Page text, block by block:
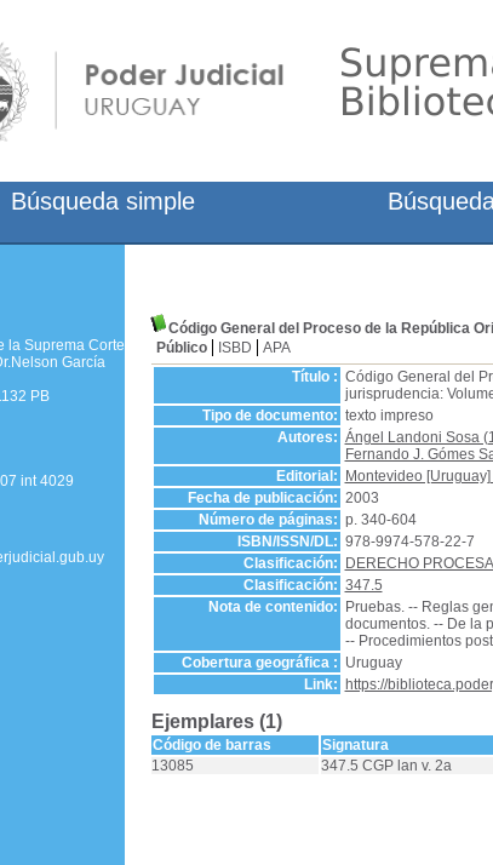
Código General del Proceso de la República
Público
ISBD
APA
Título : Código General del
jurisprudencia:
Tipo de documento: texto impreso
Autores: Ángel Landoni Sosa
Fernando J. Gómes
Editorial:
Montevideo [Uruguay]
Fecha de publicación: 2003
Número de páginas: p. 340-604
ISBN/ISSN/DL: 978-9974-578-22-7
Clasificación:
DERECHO
Clasificación: 347.5
Nota de contenido:
Pruebas. -- Reglas
documentos. -- De la
-- Procedimientos
Cobertura geográfica : Uruguay
Link:
https://
Ejemplares (1)
Código de barras Signatura
13085
347.5 CGP lan v. 2a
Búsqueda simple
la Suprema Corte
García
PB
int 4029